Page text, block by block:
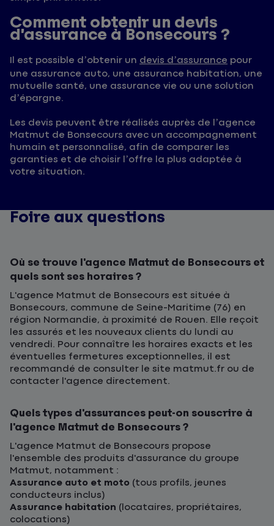
Comment obtenir un devis
d’assurance à Bonsecours ?
Il est possible d’obtenir un devis d’assurance pour
une assurance auto, une assurance habitation, une
mutuelle santé, une assurance vie ou une solution
d’épargne.
Les devis peuvent être réalisés auprès de l’agence
Matmut de Bonsecours avec un accompagnement
humain et personnalisé, afin de comparer les
garanties et de choisir l’offre la plus adaptée à
votre situation.
Foire aux questions
Où se trouve l'agence Matmut de Bonsecours et
quels sont ses horaires ?
L'agence Matmut de Bonsecours est située à
Bonsecours, commune de Seine-Maritime (76) en
région Normandie, à proximité de Rouen. Elle reçoit
les assurés et les nouveaux clients du lundi au
vendredi. Pour connaître les horaires exacts et les
éventuelles fermetures exceptionnelles, il est
recommandé de consulter le site matmut.fr ou de
contacter l'agence directement.
Quels types d'assurances peut-on souscrire à
l'agence Matmut de Bonsecours ?
L'agence Matmut de Bonsecours propose
l'ensemble des produits d'assurance du groupe
Matmut, notamment :
Assurance auto et moto (tous profils, jeunes
conducteurs inclus)
Assurance habitation (locataires, propriétaires,
colocations)